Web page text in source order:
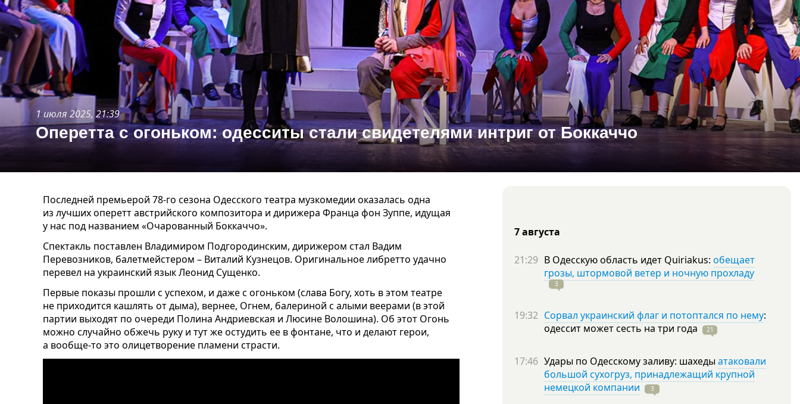
1 июля 2025, 21:39
Оперетта с огоньком: одесситы стали свидетелями интриг от Боккаччо
Последней премьерой 78-го сезона Одесского театра музкомедии оказалась одна
из лучших оперетт австрийского композитора и дирижера Франца фон Зуппе, идущая
у нас под названием «Очарованный Боккаччо».
Спектакль поставлен Владимиром Подгородинским, дирижером стал Вадим
Перевозников, балетмейстером – Виталий Кузнецов. Оригинальное либретто удачно
перевел на украинский язык Леонид Сущенко.
Первые показы прошли с успехом, и даже с огоньком (слава Богу, хоть в этом театре
не приходится кашлять от дыма), вернее, Огнем, балериной с алыми веерами (в этой
партии выходят по очереди Полина Андриевская и Люсине Волошина). Об этот Огонь
можно случайно обжечь руку и тут же остудить ее в фонтане, что и делают герои,
а вообще-то это олицетворение пламени страсти.
7 августа
21:29 В Одесскую область идет Quiriakus: обещает
грозы, штормовой ветер и ночную прохладу
3
19:32 Сорвал украинский флаг и потоптался по нему:
одессит может сесть на три года 21
17:46 Удары по Одесскому заливу: шахеды атаковали
большой сухогруз, принадлежащий крупной
немецкой компании
3